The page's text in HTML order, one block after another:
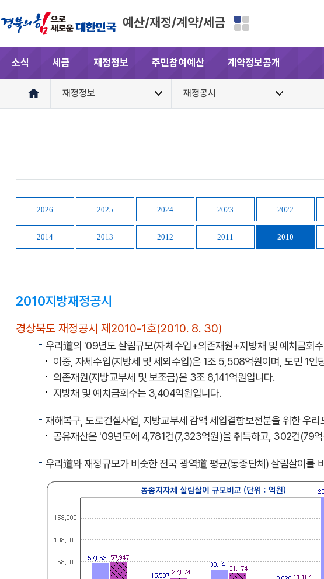
예산/재정/계약/세금
소식 세금 재정정보 주민참여예산 계약정보공개
재정정보 재정공시
2026 2025 2024 2023 2022
2014 2013 2012 2011 2010
2010지방재정공시
경상북도 재정공시 제2010-1호(2010. 8. 30)
우리道의 '09년도 살림규모(자체수입+의존재원+지방채 및 예치금회
이중, 자체수입(지방세 및 세외수입)은 1조 5,508억원이며, 도민 1인
의존재원(지방교부세 및 보조금)은 3조 8,141억원입니다.
지방채 및 예치금회수는 3,404억원입니다.
재해복구, 도로건설사업, 지방교부세 감액 세입결함보전분을 위한 우
공유재산은 '09년도에 4,781건(7,323억원)을 취득하고, 302건(79
우리道와 재정규모가 비슷한 전국 광역道 평균(동종단체) 살림살이를